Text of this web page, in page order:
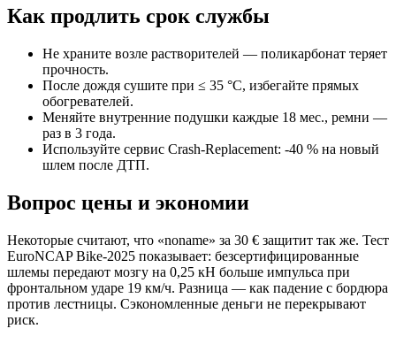
Как продлить срок службы
Не храните возле растворителей — поликарбонат теряет
прочность.
После дождя сушите при ≤ 35 °C, избегайте прямых
обогревателей.
Меняйте внутренние подушки каждые 18 мес., ремни —
раз в 3 года.
Используйте сервис Crash-Replacement: -40 % на новый
шлем после ДТП.
Вопрос цены и экономии
Некоторые считают, что «noname» за 30 € защитит так же. Тест
EuroNCAP Bike-2025 показывает: безсертифицированные
шлемы передают мозгу на 0,25 кН больше импульса при
фронтальном ударе 19 км/ч. Разница — как падение с бордюра
против лестницы. Сэкономленные деньги не перекрывают
риск.